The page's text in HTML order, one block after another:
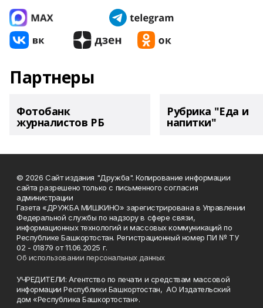
Партнеры
Фотобанк
журналистов РБ
Рубрика "Еда и
напитки"
© 2026 Сайт издания "Дружба". Копирование информации
сайта разрешено только с письменного согласия
администрации
Газета «ДРУЖБА МИШКИНО» зарегистрирована в Управлении
Федеральной службы по надзору в сфере связи,
информационных технологий и массовых коммуникаций по
Республике Башкортостан. Регистрационный номер ПИ № ТУ
02 - 01879 от 11.06.2025 г.
Об использовании персональных данных
УЧРЕДИТЕЛИ: Агентство по печати и средствам массовой
информации Республики Башкортостан, АО Издательский
дом «Республика Башкортостан».